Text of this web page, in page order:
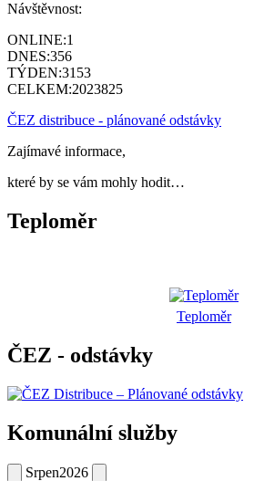
Návštěvnost:
ONLINE:1
DNES:356
TÝDEN:3153
CELKEM:2023825
ČEZ distribuce - plánované odstávky
Zajímavé informace,
které by se vám mohly hodit…
Teploměr
Teploměr
ČEZ - odstávky
Komunální služby
Srpen2026